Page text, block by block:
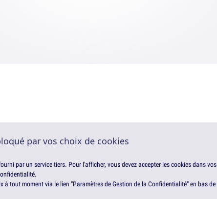
par vos choix de cookies
par un service tiers. Pour l'afficher, vous devez accepter les cookies dans vos
à tout moment via le lien "Paramètres de Gestion de la Confidentialité" en bas de